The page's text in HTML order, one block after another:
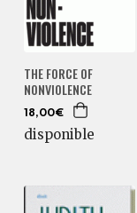
THE FORCE OF
NONVIOLENCE
18,00€
disponible